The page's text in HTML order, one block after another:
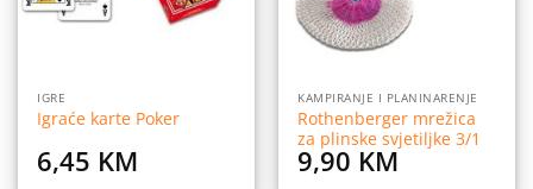
IGRE
Igraće karte Poker
6,45 KM
KAMPIRANJE I PLANINARENJE
Rothenberger mrežica
za plinske svjetiljke 3/1
9,90 KM